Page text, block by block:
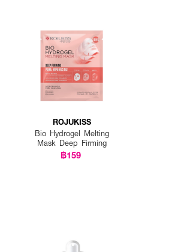
ROJUKISS
Bio Hydrogel Melting
Mask Deep Firming
฿159